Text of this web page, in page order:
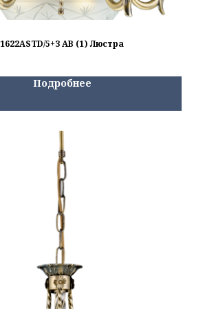
1622ASTD/5+3 AB (1) Люстра
Подробнее